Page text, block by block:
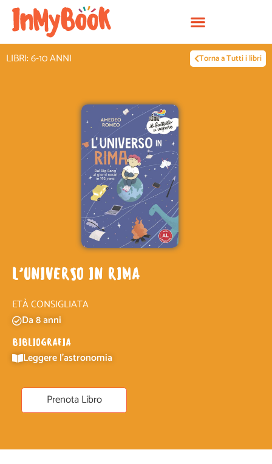
Vai
contenuto
LIBRI: 6-10 ANNI Torna a Tutti i libri
L’UNIVERSO IN RIMA
ETÀ CONSIGLIATA
Da 8 anni
BIBLIOGRAFIA
Leggere l'astronomia
Prenota Libro